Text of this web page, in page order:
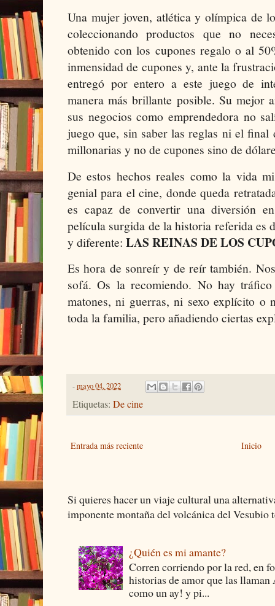
Una mujer joven, atlética y olímpica de
coleccionando productos que no
obtenido con los cupones regalo o al
inmensidad de cupones y, ante la
entregó por entero a este juego de
manera más brillante posible. Su mejor
sus negocios como emprendedora no
juego que, sin saber las reglas ni el
millonarias y no de cupones sino de
De estos hechos reales como la vida
genial para el cine, donde queda
es capaz de convertir una diversión
película surgida de la historia referida es
y diferente: LAS REINAS DE LOS
Es hora de sonreír y de reír también.
sofá. Os la recomiendo. No hay
matones, ni guerras, ni sexo explícito o
toda la familia, pero añadiendo ciertas
-mayo 04, 2022
Etiquetas: De cine
Entrada más reciente Inicio
Si quieres hacer un viaje cultural una
imponente montaña del volcánica del Vesubio
¿Quién es mi amante?
Corren corriendo por la red, en
historias de amor que las
como un ay! y pi...